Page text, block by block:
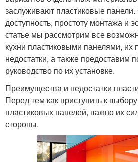
заслуживают пластиковые
доступность, простоту монтажа и
статье мы рассмотрим все
кухни пластиковыми панелями, их
недостатки, а также предоставим
руководство по их установке.
Преимущества и недостатки
Перед тем как приступить к
пластиковых панелей, важно их
стороны.